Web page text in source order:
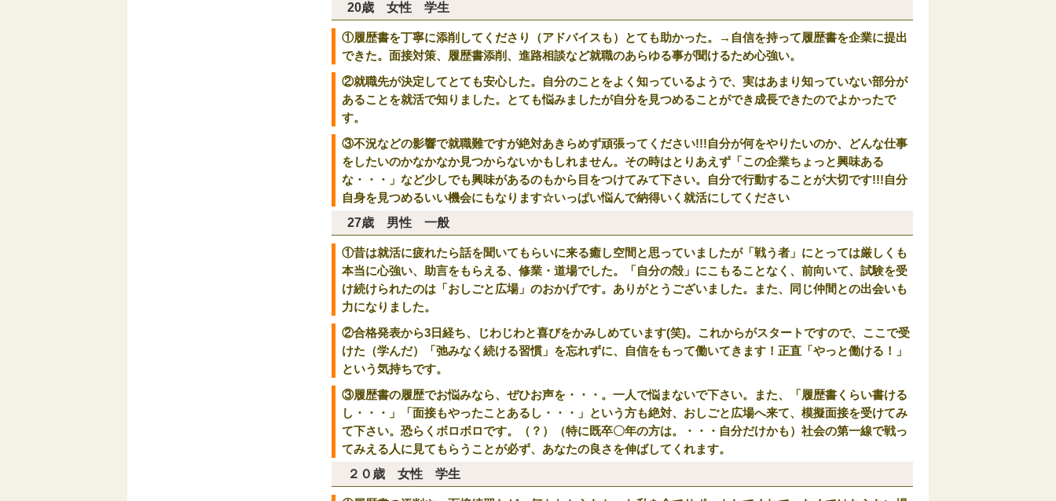
20歳 女性 学生
①履歴書を丁寧に添削してくださり（アドバイスも）とても助かった。→自信を持って履歴書を企業に提出
できた。面接対策、履歴書添削、進路相談など就職のあらゆる事が聞けるため心強い。
②就職先が決定してとても安心した。自分のことをよく知っているようで、実はあまり知っていない部分が
あることを就活で知りました。とても悩みましたが自分を見つめることができ成長できたのでよかったで
す。
③不況などの影響で就職難ですが絶対あきらめず頑張ってください!!!自分が何をやりたいのか、どんな仕事
をしたいのかなかなか見つからないかもしれません。その時はとりあえず「この企業ちょっと興味ある
な・・・」など少しでも興味があるのもから目をつけてみて下さい。自分で行動することが大切です!!!自分
自身を見つめるいい機会にもなります☆いっぱい悩んで納得いく就活にしてください
27歳 男性 一般
①昔は就活に疲れたら話を聞いてもらいに来る癒し空間と思っていましたが「戦う者」にとっては厳しくも
本当に心強い、助言をもらえる、修業・道場でした。「自分の殻」にこもることなく、前向いて、試験を受
け続けられたのは「おしごと広場」のおかげです。ありがとうございました。また、同じ仲間との出会いも
力になりました。
②合格発表から3日経ち、じわじわと喜びをかみしめています(笑)。これからがスタートですので、ここで受
けた（学んだ）「弛みなく続ける習慣」を忘れずに、自信をもって働いてきます！正直「やっと働ける！」
という気持ちです。
③履歴書の履歴でお悩みなら、ぜひお声を・・・。一人で悩まないで下さい。また、「履歴書くらい書ける
し・・・」「面接もやったことあるし・・・」という方も絶対、おしごと広場へ来て、模擬面接を受けてみ
て下さい。恐らくボロボロです。（？）（特に既卒〇年の方は。・・・自分だけかも）社会の第一線で戦っ
てみえる人に見てもらうことが必ず、あなたの良さを伸ばしてくれます。
２０歳 女性 学生